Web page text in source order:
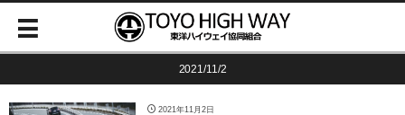
2021/11/2
2021年11月2日